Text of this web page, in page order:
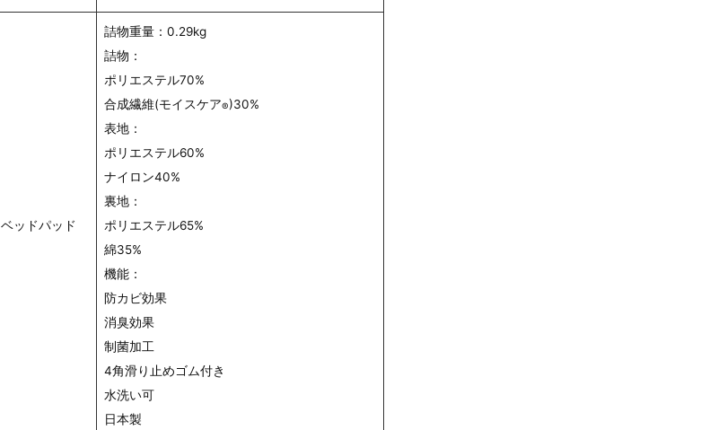
ベッドパッド
詰物重量：0.29kg
詰物：
ポリエステル70%
合成繊維(モイスケア®)30%
表地：
ポリエステル60%
ナイロン40%
裏地：
ポリエステル65%
綿35%
機能：
防カビ効果
消臭効果
制菌加工
4角滑り止めゴム付き
水洗い可
日本製